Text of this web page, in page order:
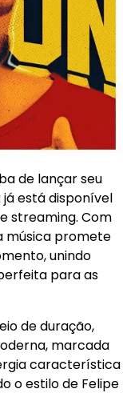
de lançar seu
já está disponível
streaming. Com
música promete
unindo
para as
de duração,
marcada
característica
o estilo de Felipe